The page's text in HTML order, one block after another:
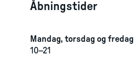
Åbningstider
Mandag, torsdag og fredag
10–21